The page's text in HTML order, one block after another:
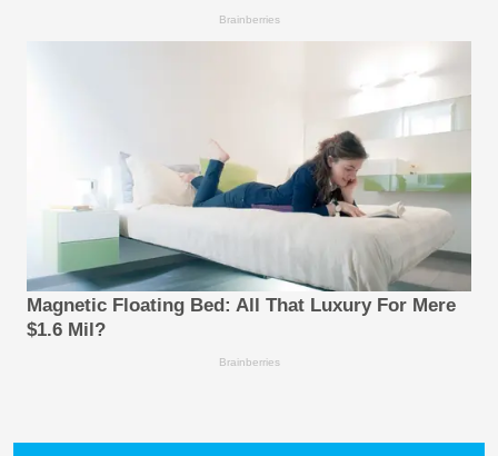
Brainberries
Magnetic Floating Bed: All That Luxury For Mere
$1.6 Mil?
Brainberries